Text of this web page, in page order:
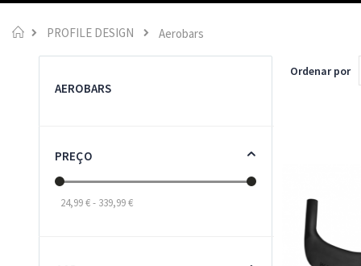
Início
PROFILE DESIGN Aerobars
Ordenar por
AEROBARS
PREÇO
24,99 € - 339,99 €